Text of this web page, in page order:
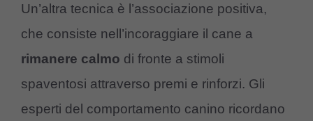
Un’altra tecnica è l’associazione positiva,
che consiste nell’incoraggiare il cane a
rimanere calmo di fronte a stimoli
spaventosi attraverso premi e rinforzi. Gli
esperti del comportamento canino ricordano